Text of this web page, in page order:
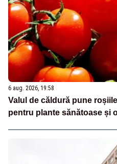
6 aug. 2026, 19:58
Valul de căldură pune
pentru plante sănătoase și